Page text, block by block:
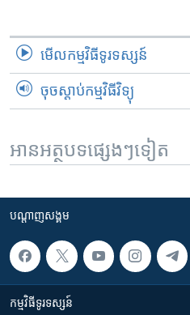
មើល​កម្មវិធី​ទូរទស្សន៍
ចុចស្តាប់កម្មវិធីវិទ្យុ
អានអត្ថបទផ្សេងៗទៀត
បណ្តាញ​សង្គម
កម្មវិធី​ទូរទស្សន៍